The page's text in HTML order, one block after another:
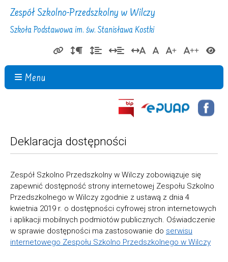
Zespół Szkolno-Przedszkolny w Wilczy
Szkoła Podstawowa im. św. Stanisława Kostki
Menu
Deklaracja dostępności
Zespół Szkolno Przedszkolny w Wilczy zobowiązuje się
zapewnić dostępność strony internetowej Zespołu Szkolno
Przedszkolnego w Wilczy zgodnie z ustawą z dnia 4
kwietnia 2019 r. o dostępności cyfrowej stron internetowych
i aplikacji mobilnych podmiotów publicznych. Oświadczenie
w sprawie dostępności ma zastosowanie do serwisu
internetowego Zespołu Szkolno Przedszkolnego w Wilczy